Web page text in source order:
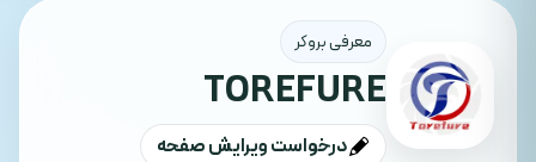
معرفی بروکر
TOREFURE
درخواست ویرایش صفحه